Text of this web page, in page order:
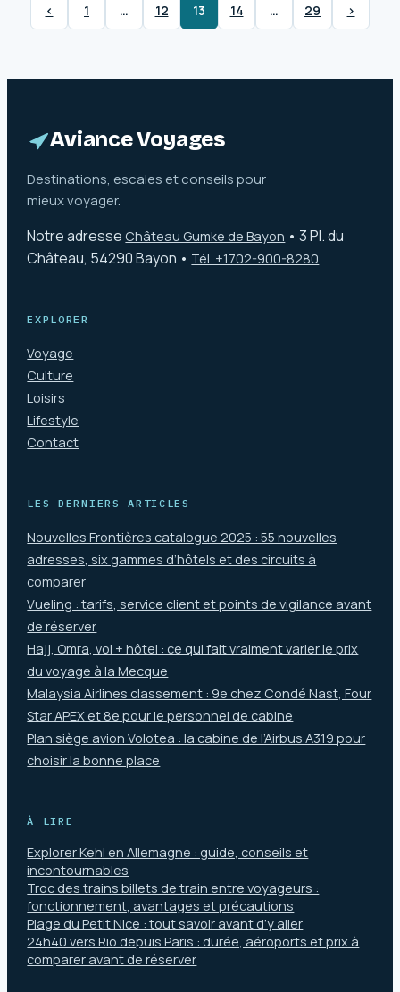
‹ 1 … 12 13 14 … 29 ›
Aviance Voyages
Destinations, escales et conseils pour
mieux voyager.
Notre adresse Château Gumke de Bayon •3 Pl. du
Château, 54290 Bayon • Tél. +1702-900-8280
EXPLORER
Voyage
Culture
Loisirs
Lifestyle
Contact
LES DERNIERS ARTICLES
Nouvelles Frontières catalogue 2025 : 55 nouvelles
adresses, six gammes d’hôtels et des circuits à
comparer
Vueling : tarifs, service client et points de vigilance avant
de réserver
Hajj, Omra, vol + hôtel : ce qui fait vraiment varier le prix
du voyage à la Mecque
Malaysia Airlines classement : 9e chez Condé Nast, Four
Star APEX et 8e pour le personnel de cabine
Plan siège avion Volotea : la cabine de l’Airbus A319 pour
choisir la bonne place
À LIRE
Explorer Kehl en Allemagne : guide, conseils et
incontournables
Troc des trains billets de train entre voyageurs :
fonctionnement, avantages et précautions
Plage du Petit Nice : tout savoir avant d’y aller
24h40 vers Rio depuis Paris : durée, aéroports et prix à
comparer avant de réserver